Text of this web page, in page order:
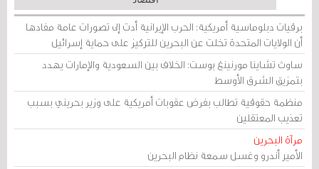
برقيات دبلوماسية أمريكية: الحرب الإيرانية أدت إلى تصورات عامة مفادها
أن الولايات المتحدة تخلت عن البحرين للتركيز على حماية إسرائيل
ساوث تشاينا مورنينغ بوست: الخلاف بين السعودية والإمارات يهدد
بتمزيق الشرق الأوسط
منظمة حقوقية تطالب بفرض عقوبات أمريكية على وزير بحريني بسبب
تعذيب المعتقلين
مرآة البحرين
الأمير أندرو وغسل سمعة نظام البحرين